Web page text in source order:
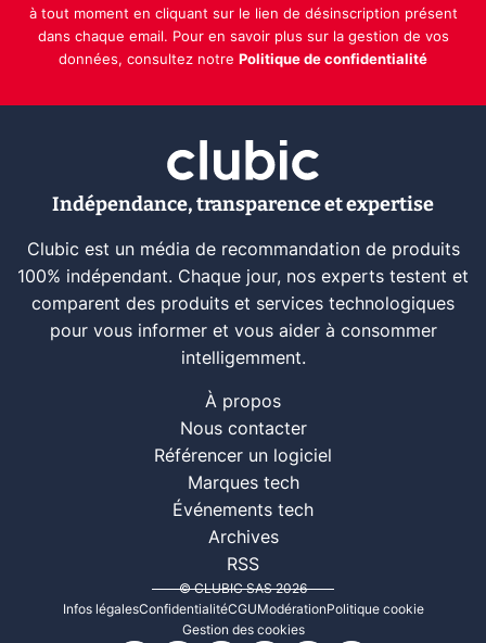
à tout moment en cliquant sur le lien de désinscription présent
dans chaque email. Pour en savoir plus sur la gestion de vos
données, consultez notre Politique de confidentialité
Indépendance, transparence et expertise
Clubic est un média de recommandation de produits
100% indépendant. Chaque jour, nos experts testent et
comparent des produits et services technologiques
pour vous informer et vous aider à consommer
intelligemment.
À propos
Nous contacter
Référencer un logiciel
Marques tech
Événements tech
Archives
RSS
© CLUBIC SAS 2026
Infos légalesConfidentialitéCGUModérationPolitique cookie
Gestion des cookies